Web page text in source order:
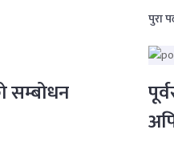
पुरा
सम्बोधन